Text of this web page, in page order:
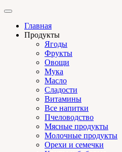
Главная
Продукты
Ягоды
Фрукты
Овощи
Мука
Масло
Сладости
Витамины
Все напитки
Пчеловодство
Мясные продукты
Молочные продукты
Орехи и семечки